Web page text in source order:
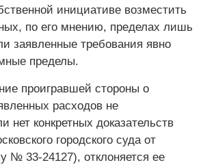
инициативе возместить
по его мнению, пределах лишь
заявленные требования явно
пределы.
проигравшей стороны о
расходов не
нет конкретных доказательств
городского суда от
№ 33-24127), отклоняется ее